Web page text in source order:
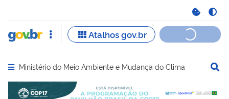
Abrir menu principal de navegação
Ministério do Meio Ambiente e Mudança do Clima
Serviços recomendados para você Serviços